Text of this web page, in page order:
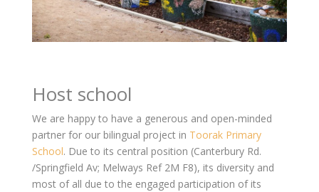
Host school
We are happy to have a generous and open-minded
partner for our bilingual project in Toorak Primary
School. Due to its central position (Canterbury Rd.
/Springfield Av; Melways Ref 2M F8), its diversity and
most of all due to the engaged participation of its